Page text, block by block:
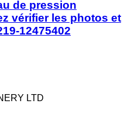
de pression
vérifier les photos et
12475402
LTD